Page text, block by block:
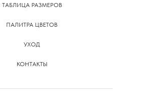
ТАБЛИЦА РАЗМЕРОВ
ПАЛИТРА ЦВЕТОВ
УХОД
КОНТАКТЫ